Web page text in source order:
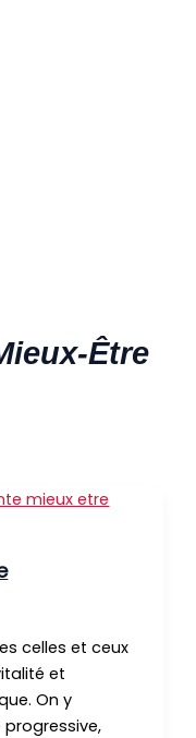
Être
celles et ceux
et
On y